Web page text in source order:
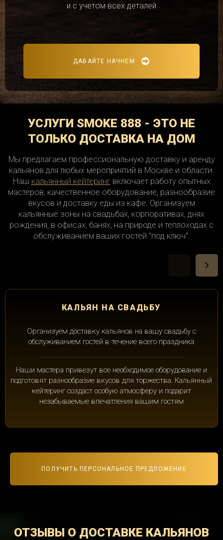
и с учетом всех деталей
ДАВАЙТЕ НАЧНЕМ
УСЛУГИ SMOKE 888 - ЭТО НЕ
ТОЛЬКО ДОСТАВКА НА ДОМ
Мы предлагаем профессиональную доставку и аренду
кальянов для любых мероприятий в Москве и области.
Наш кальянный кейтерингвключает работу опытных
мастеров, качественное оборудование, разнообразие
вкусов и доставку еды из кафе. Организуем
кальянные зоны на свадьбах, корпоративах, днях
рождения, в офисах, банях, на природе и теплоходах с
обслуживанием ваших гостей "под ключ".
КАЛЬЯН НА СВАДЬБУ
Организуем доставку кальянов на вашу свадьбу с
обслуживанием гостей в течение всего праздника
Наши мастера привезут все необходимое оборудование и
подготовят разнообразие вкусов для торжества. Кальянный
кейтеринг создаст особую атмосферу и подарит
незабываемые впечатления вашим гостям
ПОЛУЧИТЬ ПЕРСОНАЛЬНОЕ ПРЕДЛОЖЕНИЕ
ОТЗЫВЫ О ДОСТАВКЕ КАЛЬЯНОВ